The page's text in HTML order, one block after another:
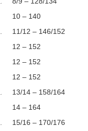
10 – 140
11/12 – 146/152
12 – 152
12 – 152
12 – 152
13/14 – 158/164
14 – 164
15/16 – 170/176